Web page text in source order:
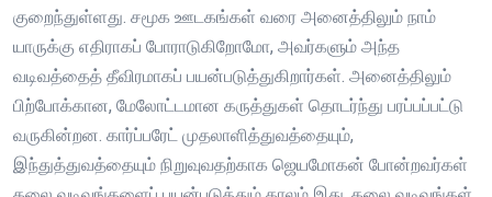
குறைந்துள்ளது. சமூக ஊடகங்கள் வரை அனைத்திலும் நாம்
யாருக்கு எதிராகப் போராடுகிறோமோ, அவர்களும் அந்த
வடிவத்தைத் தீவிரமாகப் பயன்படுத்துகிறார்கள். அனைத்திலும்
பிற்போக்கான, மேலோட்டமான கருத்துகள் தொடர்ந்து பரப்பப்பட்டு
வருகின்றன. கார்ப்பரேட் முதலாளித்துவத்தையும்,
இந்துத்துவத்தையும் நிறுவுவதற்காக ஜெயமோகன் போன்றவர்கள்